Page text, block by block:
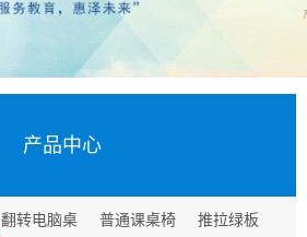
产品中心
翻转电脑桌 普通课桌椅
推拉绿板